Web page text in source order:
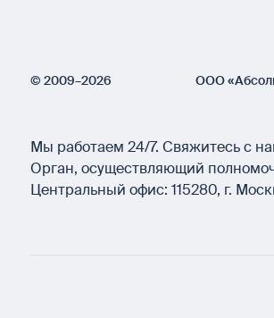
© 2009–2026 ООО
Мы работаем 24/7. Свяжитесь с
Орган, осуществляющий
Центральный офис: 115280, г.